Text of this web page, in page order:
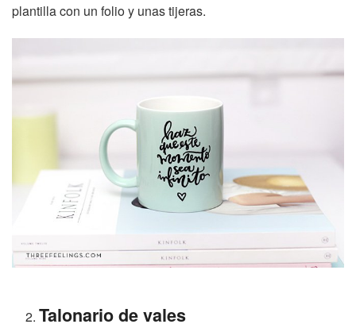
plantilla con un folio y unas tijeras.
Talonario de vales